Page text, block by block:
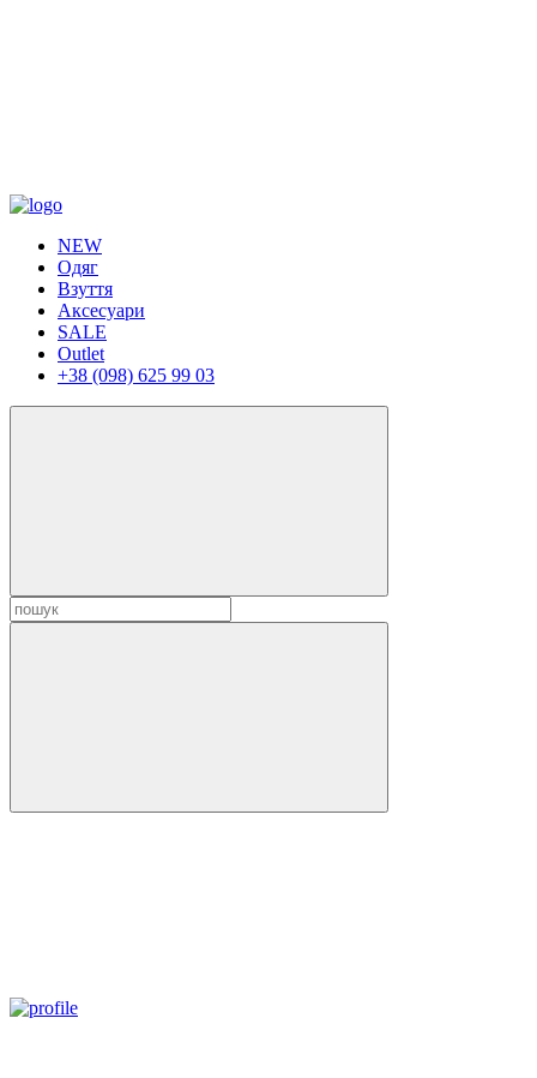
NEW
Одяг
Взуття
Аксесуари
SALE
Outlet
+38 (098) 625 99 03